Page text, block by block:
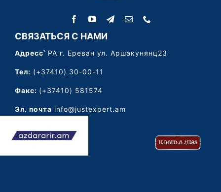
СВЯЗАТЬСЯ С НАМИ
Адресс՝РА г. Ереван ул. Аршакунянц23
Тел: (+37410) 30-00-11
Факс: (+37410) 581574
Эл. почта info@justexpert.am